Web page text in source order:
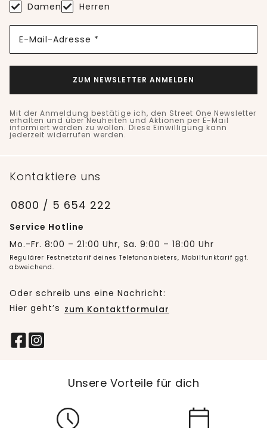
Damen Herren
E-Mail-Adresse *
ZUM NEWSLETTER ANMELDEN
Mit der Anmeldung bestätige ich, den Street One Newsletter
erhalten und über Neuheiten und Aktionen per E-Mail
informiert werden zu wollen. Diese Einwilligung kann
jederzeit widerrufen werden.
Kontaktiere uns
0800 / 5 654 222
Service Hotline
Mo.-Fr. 8:00 – 21:00 Uhr, Sa. 9:00 – 18:00 Uhr
Regulärer Festnetztarif deines Telefonanbieters, Mobilfunktarif ggf.
abweichend.
Oder schreib uns eine Nachricht:
Hier geht’s zum Kontaktformular
Unsere Vorteile für dich